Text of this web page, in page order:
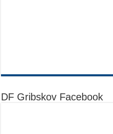
DF Gribskov Facebook